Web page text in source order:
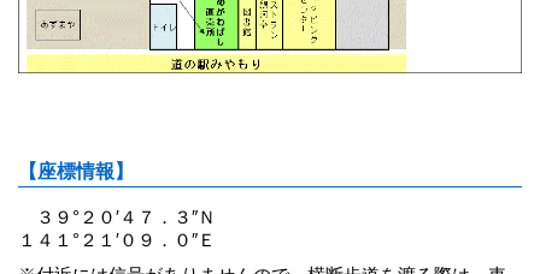
【座標情報】
３９°２０′４７．３″Ｎ
１４１°２１′０９．０″Ｅ